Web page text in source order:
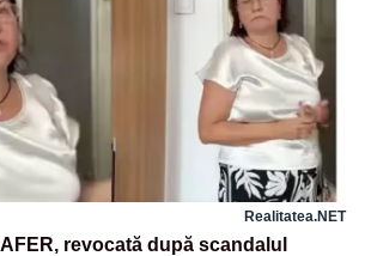
Realitatea.NET
revocată după scandalul